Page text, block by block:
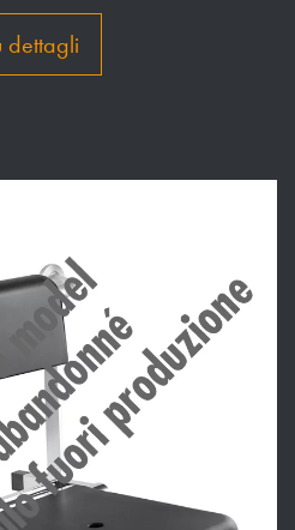
dettagli